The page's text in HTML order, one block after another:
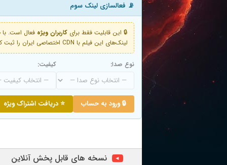
📡 فعالسازی لینک سوم
🔒 این قابلیت فقط برای کاربران ویژه
لینک‌های این فیلم با CDN اختصاصی ایران را ثبت کنید و دقایقی بعد به لینک سوم آن دسترسی خواهید داشت
نوع صدا: کیفیت:
🔒 ورود به حساب ⭐ دریافت اشتراک ویژه
نسخه های قابل پخش آنلاین